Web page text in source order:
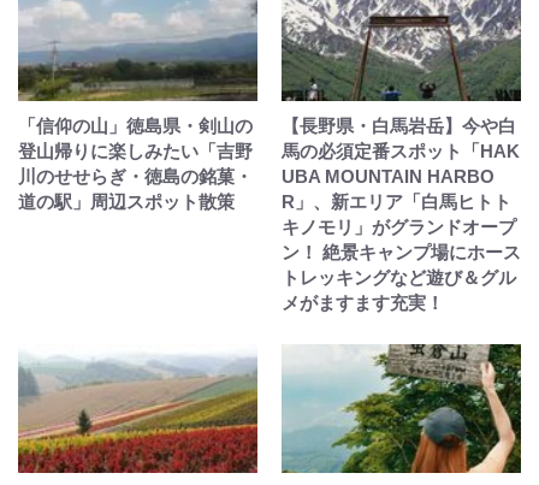
「信仰の山」徳島県・剣山の
登山帰りに楽しみたい「吉野
川のせせらぎ・徳島の銘菓・
道の駅」周辺スポット散策
【長野県・白馬岩岳】今や白
馬の必須定番スポット「HAK
UBA MOUNTAIN HARBO
R」、新エリア「白馬ヒトト
キノモリ」がグランドオープ
ン！ 絶景キャンプ場にホース
トレッキングなど遊び＆グル
メがますます充実！